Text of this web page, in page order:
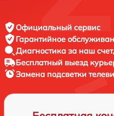
Официальный сервис
Гарантийное
Диагностика за наш счет,
Бесплатный выезд
Замена подсветки